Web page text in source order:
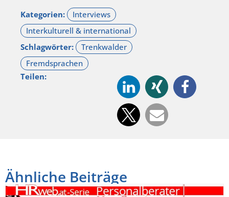
Kategorien:
Schlagwörter:
Teilen:
Ähnliche Beiträge